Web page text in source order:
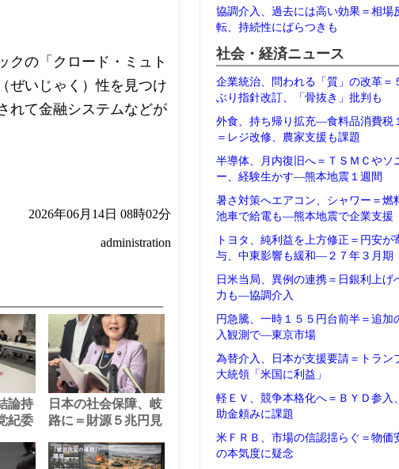
クの「クロード・ミュト
ぜいじゃく）性を見つけ
れて金融システムなどが
2026年06月14日 08時02分
administration
論持
紀委
日本の社会保障、岐
路に＝財源５兆円見
協調介入、過去には高い効果＝相場
転、持続性にばらつきも
社会・経済ニュース
企業統治、問われる「質」の改革＝
ぶり指針改訂、「骨抜き」批判も
外食、持ち帰り拡充―食料品消費税
＝レジ改修、農家支援も課題
半導体、月内復旧へ＝ＴＳＭＣやソ
ー、経験生かす―熊本地震１週間
暑さ対策へエアコン、シャワー＝燃
池車で給電も―熊本地震で企業支援
トヨタ、純利益を上方修正＝円安が
与、中東影響も緩和―２７年３月期
日米当局、異例の連携＝日銀利上げ
力も―協調介入
円急騰、一時１５５円台前半＝追加
入観測で―東京市場
為替介入、日本が支援要請＝トラン
大統領「米国に利益」
軽ＥＶ、競争本格化へ＝ＢＹＤ参入
助金頼みに課題
米ＦＲＢ、市場の信認揺らぐ＝物価
の本気度に疑念